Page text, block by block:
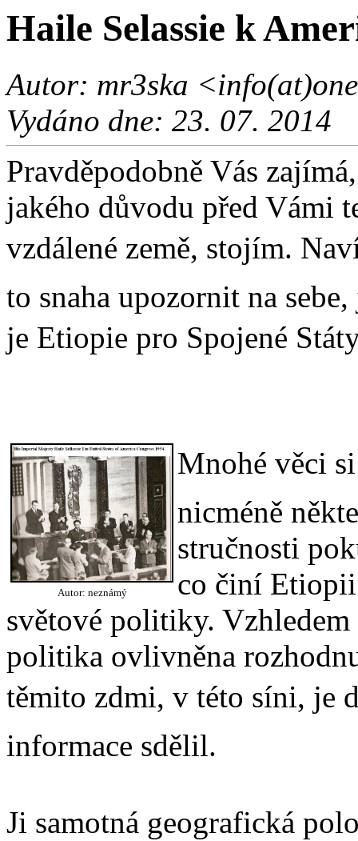
Haile Selassie k
Autor: mr3ska
Vydáno dne: 23. 07. 2014
Pravděpodobně Vás
jakého důvodu před Vámi
vzdálené země, stojím.
to snaha upozornit na
je Etiopie pro Spojené
Autor: neznámý
Mnohé věci
nicméně
stručnosti
co činí Etiopii
světové politiky.
politika ovlivněna
těmito zdmi, v této síni, je
informace sdělil.
Ji samotná geografická